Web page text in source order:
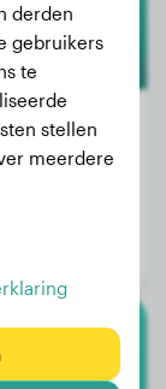
derden
gebruikers
te
stellen
meerdere